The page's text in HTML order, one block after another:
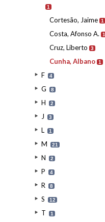
1
Cortesão, Jaime 1
Costa, Afonso A. 1
Cruz, Liberto 3
Cunha, Albano 1
F 4
G 8
H 2
J 3
L 1
M 21
N 2
P 4
R 8
S 12
T 1